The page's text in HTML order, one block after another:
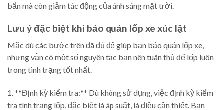
bẩn mà còn giảm tác động của ánh sáng mặt trời.
Lưu ý đặc biệt khi bảo quản lốp xe xúc lật
Mặc dù các bước trên đã đủ để giúp bạn bảo quản lốp xe,
nhưng vẫn có một số nguyên tắc bạn nên tuân thủ để lốp luôn
trong tình trạng tốt nhất.
1. **Định kỳ kiểm tra:** Dù không sử dụng, việc định kỳ kiểm
tra tình trạng lốp, đặc biệt là áp suất, là điều cần thiết. Bạn